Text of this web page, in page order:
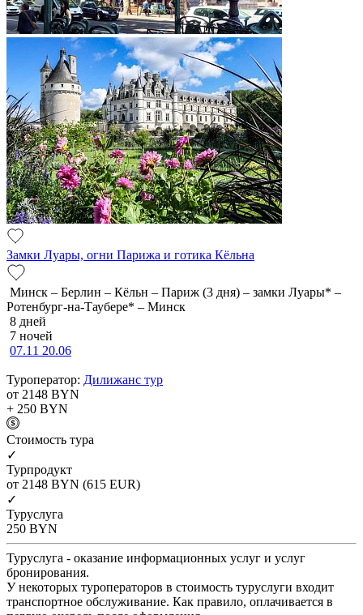
Замки Луары, огни Парижа и готика Кёльна
Минск – Берлин – Кёльн – Париж (3 дня) – замки Луары* –
Ротенбург-на-Таубере* – Минск
8 дней
7 ночей
07.11 20.06
Туроператор: Дилижанс тур
от 2148 BYN
+ 250 BYN
Cтоимость тура
✓
Турпродукт
от 2148 BYN (615 EUR)
✓
Туруслуга
250 BYN
Туруслуга - оказание информационных услуг и услуг
бронирования.
У некоторых туроператоров в стоимость туруслуги входит
транспортное обслуживание. Как правило, оплачивается в